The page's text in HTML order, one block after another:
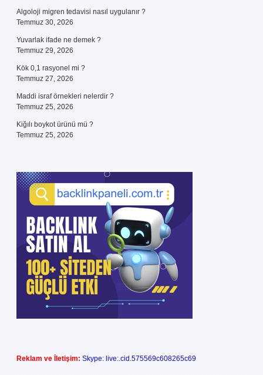
Algoloji migren tedavisi nasıl uygulanır ?
Temmuz 30, 2026
Yuvarlak ifade ne demek ?
Temmuz 29, 2026
Kök 0,1 rasyonel mi ?
Temmuz 27, 2026
Maddi israf örnekleri nelerdir ?
Temmuz 25, 2026
Kiğılı boykot ürünü mü ?
Temmuz 25, 2026
Reklam ve İletişim: Skype: live:.cid.575569c608265c69